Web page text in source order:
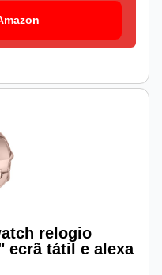
relogio
ecrã tátil e alexa